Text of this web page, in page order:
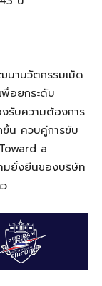
านวัตกรรมเม็ด
อยกระดับ
รับความต้องการ
น ควบคู่การขับ
a
มยั่งยืนของบริษัท